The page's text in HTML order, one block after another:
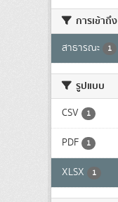
การเข้าถึง
สาธารณะ 1
รูปแบบ
CSV 1
PDF 1
XLSX 1